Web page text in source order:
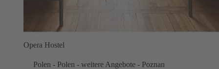
Opera Hostel
Polen - Polen - weitere Angebote - Poznan